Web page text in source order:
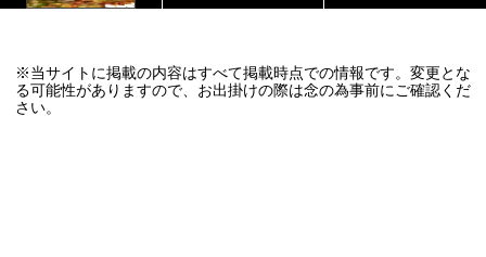
※当サイトに掲載の内容はすべて掲載時点での情報です。変更とな
る可能性がありますので、お出掛けの際は念の為事前にご確認くだ
さい。